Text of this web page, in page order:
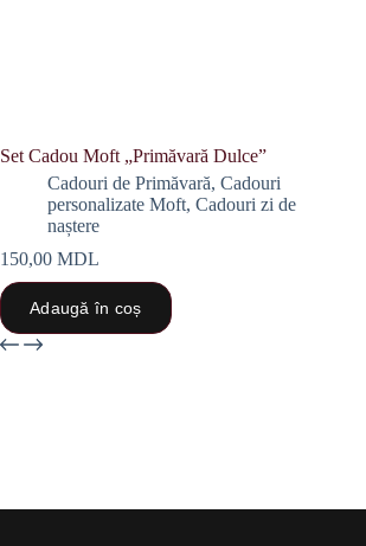
Set Cadou Moft „Primăvară Dulce”
Cadouri de Primăvară, Cadouri
personalizate Moft, Cadouri zi de
naștere
150,00 MDL
Adaugă în coș